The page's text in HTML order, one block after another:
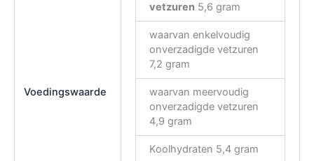
Voedingswaarde
vetzuren 5,6 gram
waarvan enkelvoudig
onverzadigde vetzuren
7,2 gram
waarvan meervoudig
onverzadigde vetzuren
4,9 gram
Koolhydraten 5,4 gram